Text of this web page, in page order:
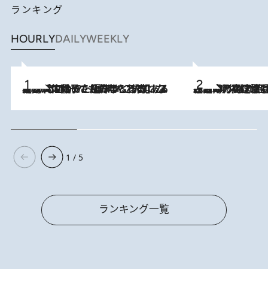
ランキング
HOURLYDAILYWEEKLY
2026.8.5
【阿川佐和子さんの年とる力】なぜ70代で始めた趣味は“こんなに楽しい”のか？ ピアノ、俳句…スランプに陥っても続けられる“ある秘訣”とは 2026.8.7
「湘南乃風に憧れて」観客大盛上がりの“タオル回し”に、ラッパー顔負けの高速歌唱まで…さだまさし（74）のアグレッシブすぎる現在地
1 / 5
ランキング一覧